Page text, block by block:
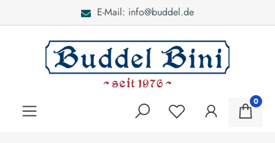
E-Mail: info@buddel.de
0